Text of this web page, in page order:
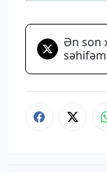
Ən son